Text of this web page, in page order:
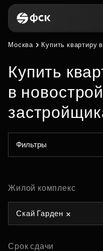
Москва Купить квартиру
Купить
в
Фильтры
Жилой комплекс
Скай Гарден
Срок сдачи